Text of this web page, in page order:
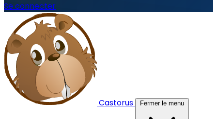
Se connecter
Castorus Fermer le menu